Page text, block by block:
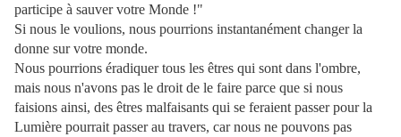
participe à sauver votre Monde !"
Si nous le voulions, nous pourrions instantanément changer la
donne sur votre monde.
Nous pourrions éradiquer tous les êtres qui sont dans l'ombre,
mais nous n'avons pas le droit de le faire parce que si nous
faisions ainsi, des êtres malfaisants qui se feraient passer pour la
Lumière pourrait passer au travers, car nous ne pouvons pas